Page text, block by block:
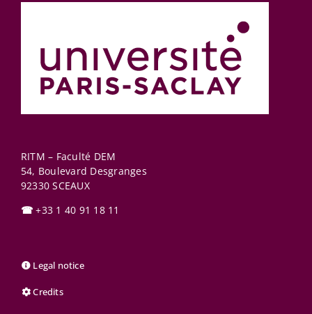
RITM – Faculté DEM
54, Boulevard Desgranges
92330 SCEAUX
☎ +33 1 40 91 18 11
Legal notice
Credits